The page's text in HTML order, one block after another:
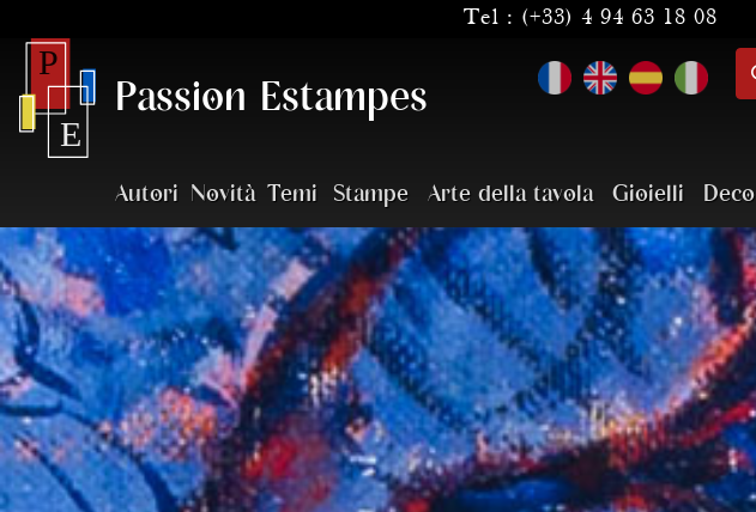
Tel : (+33) 4 94 63 18 08
Passion Estampes
Autori Novità Temi Stampe Arte della tavola Gioielli Deco